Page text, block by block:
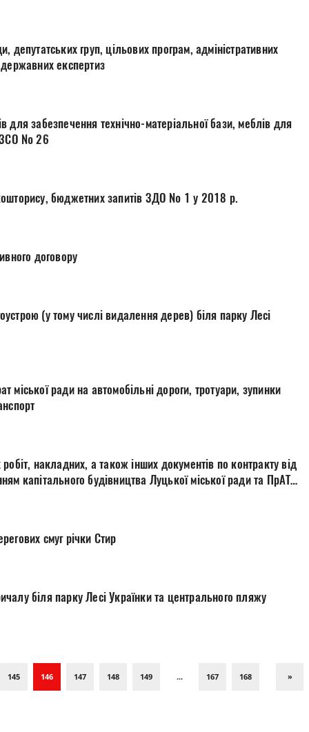
груп, цільових програм, адміністративних
державних експертиз
забезпечення технічно-матеріальної бази, меблів для
для ЗСО № 26
бюджетних запитів ЗДО № 1 у 2018 р.
договору
(у тому числі видалення дерев) біля парку Лесі
ради на автомобільні дороги, тротуари, зупинки
накладних, а також інших документів по контракту від
будівництва Луцької міської ради та ПрАТ
смуг річки Стир
Запит на інформацію щодо влаштування причалу біля парку Лесі Українки та центрального пляжу
145 146 147 148 149 ... 167 168 »